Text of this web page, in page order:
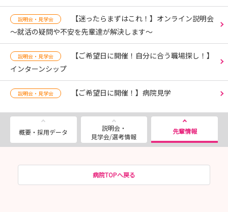
説明会・見学会
【迷ったらまずはこれ！】オンライン説明会
～就活の疑問や不安を先輩達が解決します～
説明会・見学会
【ご希望日に開催！自分に合う職場探し！】
インターンシップ
説明会・見学会 【ご希望日に開催！】病院見学
概要・採用データ
説明会・
見学会/選考情報
先輩情報
病院TOPへ戻る